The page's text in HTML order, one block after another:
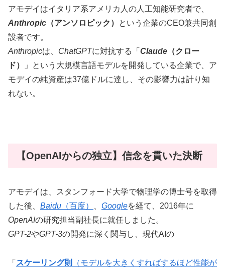
アモデイはイタリア系アメリカ人の人工知能研究者で、
Anthropic （アンソロピック）
という企業のCEO兼共同創
設者です。
Anthropicは、 ChatGPTに対抗する「 Claude （クロー
ド）
」という大規模言語モデルを開発している企業で、ア
モデイの純資産は37億ドルに達し、その影響力は計り知
れない。
【OpenAIからの独立】信念を貫いた決断
アモデイは、スタンフォード大学で物理学の博士号を取得
した後、 Baidu （百度） Googleを経て、2016年に
OpenAIの研究担当副社長に就任しました。
GPT-2やGPT-3の開発に深く関与し、現代AIの
「 スケーリング則
（モデルを大きくすればするほど性能が